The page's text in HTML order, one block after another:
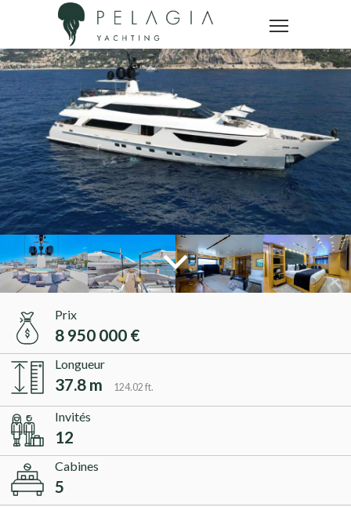
Prix
8 950 000 €
Longueur
37.8 m 124.02 ft.
Invités
12
Cabines
5